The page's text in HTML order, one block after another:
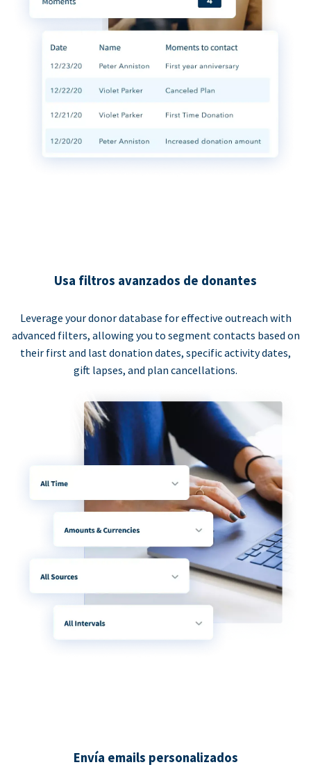
Usa filtros avanzados de donantes
Leverage your donor database for effective outreach with
advanced filters, allowing you to segment contacts based on
their first and last donation dates, specific activity dates,
gift lapses, and plan cancellations.
Envía emails personalizados